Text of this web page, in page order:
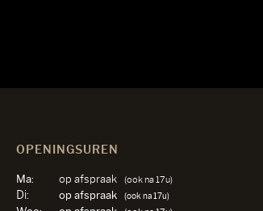
OPENINGSUREN
Ma: op afspraak (ook na 17u)
Di: op afspraak (ook na 17u)